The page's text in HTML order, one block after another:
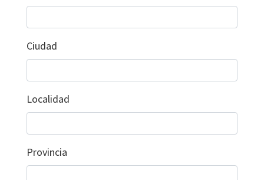
Ciudad
Localidad
Provincia